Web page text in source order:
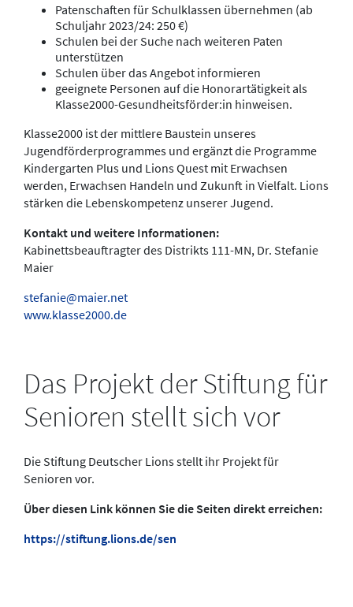
Patenschaften für Schulklassen übernehmen (ab
Schuljahr 2023/24: 250 €)
Schulen bei der Suche nach weiteren Paten
unterstützen
Schulen über das Angebot informieren
geeignete Personen auf die Honorartätigkeit als
Klasse2000-Gesundheitsförder:in hinweisen.
Klasse2000 ist der mittlere Baustein unseres
Jugendförderprogrammes und ergänzt die Programme
Kindergarten Plus und Lions Quest mit Erwachsen
werden, Erwachsen Handeln und Zukunft in Vielfalt. Lions
stärken die Lebenskompetenz unserer Jugend.
Kontakt und weitere Informationen:
Kabinettsbeauftragter des Distrikts 111-MN, Dr. Stefanie
Maier
stefanie@maier.net
www.klasse2000.de
Das Projekt der Stiftung für
Senioren stellt sich vor
Die Stiftung Deutscher Lions stellt ihr Projekt für
Senioren vor.
Über diesen Link können Sie die Seiten direkt erreichen:
https://stiftung.lions.de/sen